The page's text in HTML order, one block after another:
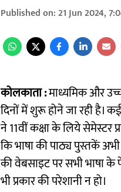
Published on:21 Jun 2024,
कोलकाता :माध्यमिक और
दिनों में शुरू होने जा रही है।
ने 11वीं कक्षा के लिये सेमेस्टर
कि भाषा की पाठ्य पुस्तकें
की वेबसाइट पर सभी भाषा
भी प्रकार की परेशानी न हो।